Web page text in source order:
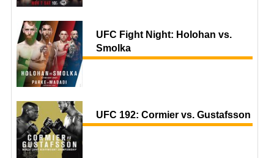
UFC Fight Night: Holohan vs.
Smolka
UFC 192: Cormier vs. Gustafsson